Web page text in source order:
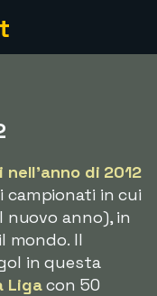
nell'anno di 2012
campionati in cui
anno), in
mondo. Il
in questa
Ligacon 50